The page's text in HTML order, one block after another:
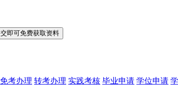
免考办理 转考办理 实践考核 毕业申请 学位申请